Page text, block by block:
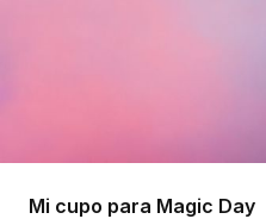
Mi cupo para Magic Day